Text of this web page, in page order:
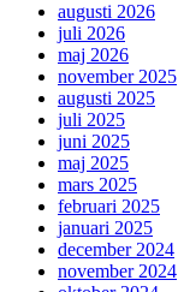
augusti 2026
juli 2026
maj 2026
november 2025
augusti 2025
juli 2025
juni 2025
maj 2025
mars 2025
februari 2025
januari 2025
december 2024
november 2024